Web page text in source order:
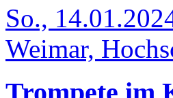
So.,
Weimar,